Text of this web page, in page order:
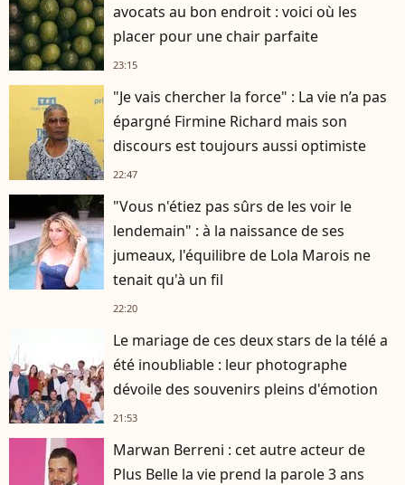
avocats au bon endroit : voici où les
placer pour une chair parfaite
23:15
"Je vais chercher la force" : La vie n’a pas
épargné Firmine Richard mais son
discours est toujours aussi optimiste
22:47
"Vous n'étiez pas sûrs de les voir le
lendemain" : à la naissance de ses
jumeaux, l'équilibre de Lola Marois ne
tenait qu'à un fil
22:20
Le mariage de ces deux stars de la télé a
été inoubliable : leur photographe
dévoile des souvenirs pleins d'émotion
21:53
Marwan Berreni : cet autre acteur de
Plus Belle la vie prend la parole 3 ans